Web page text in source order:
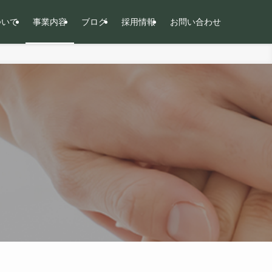
て 事業内容 ブログ 採用情報 お問い合わせ